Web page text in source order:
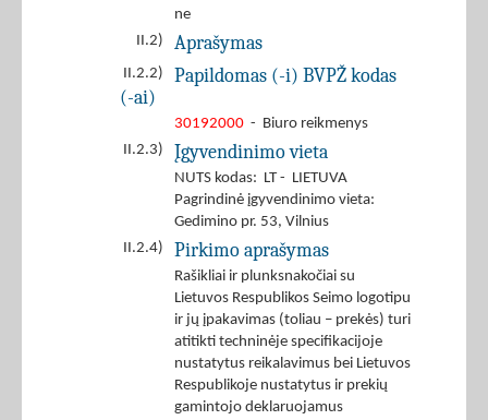
ne
II.2)
Aprašymas
II.2.2)
Papildomas (-i) BVPŽ kodas
(-ai)
30192000 - Biuro reikmenys
II.2.3)
Įgyvendinimo vieta
NUTS kodas: LT - LIETUVA
Pagrindinė įgyvendinimo vieta:
Gedimino pr. 53, Vilnius
II.2.4)
Pirkimo aprašymas
Rašikliai ir plunksnakočiai su
Lietuvos Respublikos Seimo logotipu
ir jų įpakavimas (toliau – prekės) turi
atitikti techninėje specifikacijoje
nustatytus reikalavimus bei Lietuvos
Respublikoje nustatytus ir prekių
gamintojo deklaruojamus